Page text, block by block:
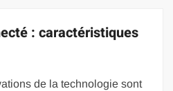
: caractéristiques
de la technologie sont